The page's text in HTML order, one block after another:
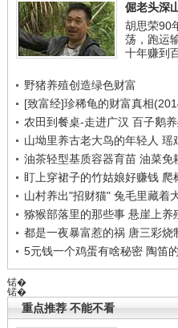
倔老头深
胡思荣90
荡，跑运
十年赚到
野猪养殖创造绿色财富
[致富经]珍稀龟的财富真相
农田到餐桌-走进广汉 百子鹅
山坳里养古老大鸟的年轻人 瑶
油茶轻型基质容器育苗 油菜免
盯上穿裙子的竹姑娘好赚钱 爬
山村养出"招财猫" 兔毛里藏着
猕猴部落里的那些事 悬崖上养
都是一夜暴富惹的祸 唐三彩烧
5元钱一个鸡蛋有啥秘密 陶笛
锘�
锘�
重点推荐 不能不看